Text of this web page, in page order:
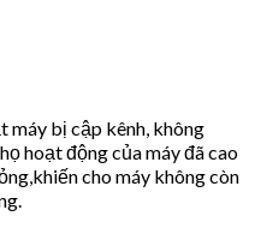
máy bị cập kênh, không
hoạt động của máy đã cao
cho máy không còn